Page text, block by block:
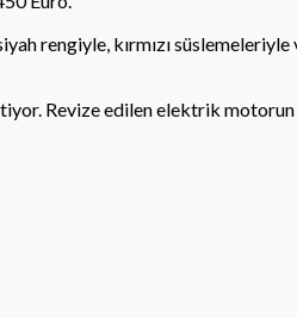
rengiyle, kırmızı
Revize edilen elektrik